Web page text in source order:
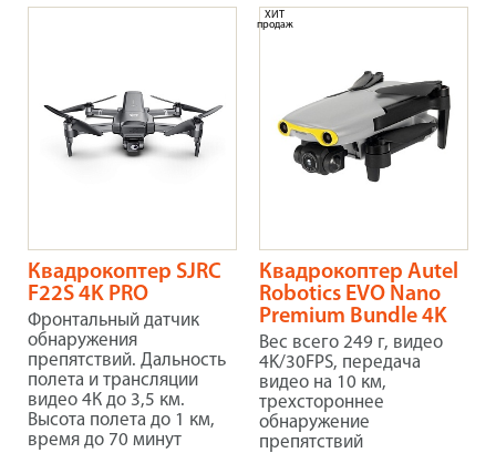
Квадрокоптер SJRC
F22S 4K PRO
Фронтальный датчик
обнаружения
препятствий. Дальность
полета и трансляции
видео 4К до 3,5 км.
Высота полета до 1 км,
время до 70 минут
Квадрокоптер Autel
Robotics EVO Nano
Premium Bundle 4K
Вес всего 249 г, видео
4K/30FPS, передача
видео на 10 км,
трехстороннее
обнаружение
препятствий
ХИТ
продаж